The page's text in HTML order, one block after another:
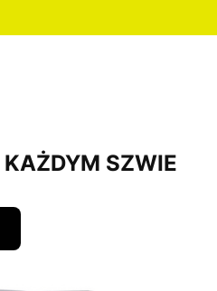
SZWIE